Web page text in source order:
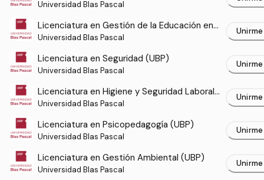
iliario (UBP)
Universidad Blas Pascal
Licenciatura en Gestión de la Educación en
Contextos de Encierro (UBP)
Universidad Blas Pascal
Unirme
Licenciatura en Seguridad (UBP)
Universidad Blas Pascal
Unirme
Licenciatura en Higiene y Seguridad Laboral
(UBP)
Universidad Blas Pascal
Unirme
Licenciatura en Psicopedagogía (UBP)
Universidad Blas Pascal
Unirme
Licenciatura en Gestión Ambiental (UBP)
Universidad Blas Pascal
Unirme